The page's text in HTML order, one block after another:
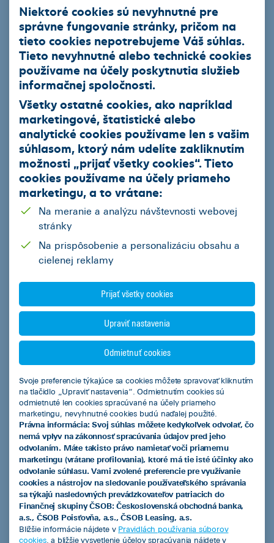
Produkty
Leasingový úver
Smart finančný leasing
Operatívny leasing
EIB úver so zvýhodneným úrokom
Ekofinancovanie
Naša ponuka
Akciová ponuka vybraných partnerov ČSOB Leasing
Jazdené vozidlá z repredaja
Podnikatelia
Mestá a obce
Kalkulačky
Kalkulačka úspor s elektromobilom
Overenie predschváleného limitu financovania pre podnikateľov
Užitočné informácie
Dokumenty na stiahnutie
Často kladené otázky
Blog
Štatúty súťaží a akcií
Niektoré cookies sú nevyhnutné pre
správne fungovanie stránky, pričom na
tieto cookies nepotrebujeme Váš súhlas.
Tieto nevyhnutné alebo technické cookies
používame na účely poskytnutia služieb
informačnej spoločnosti.
Všetky ostatné cookies, ako napríklad
marketingové, štatistické alebo
analytické cookies používame len s vašim
súhlasom, ktorý nám udelíte zakliknutím
možnosti „ prijať všetky cookies“. Tieto
cookies používame naúčely priameho
marketingu, a to vrátane:
Na meranie a analýzu návštevnosti webovej
stránky
Na prispôsobenie a personalizáciu obsahu a
cielenej reklamy
Prijať všetky cookies
Upraviť nastavenia
Odmietnuť cookies
Svoje preferencie týkajúce sa cookies môžete spravovať kliknutím
na tlačidlo „Upraviť nastavenia“. Odmietnutím cookies sú
odmietnuté len cookies spracúvané na účely priameho
marketingu, nevyhnutné cookies budú naďalej použité.
Právna informácia: Svoj súhlas môžete kedykoľvek odvolať, čo
nemá vplyv na zákonnosť spracúvania údajov pred jeho
odvolaním. Máte takisto právo namietať voči priamemu
marketingu (vrátane profilovania), ktoré má tie isté účinky ako
odvolanie súhlasu. Vami zvolené preferencie pre využívanie
cookies a nástrojov na sledovanie používateľského správania
sa týkajú nasledovných prevádzkovateľov patriacich do
Finančnej skupiny ČSOB: Československá obchodná banka,
a.s., ČSOB Poisťovňa, a.s., ČSOB Leasing, a.s.
Bližšie informácie nájdete v Pravidlách používania súborov
cookies. a bližšie vysvetlenie účelov spracúvania nájdete v